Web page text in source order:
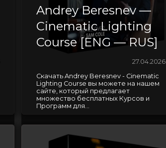
Andrey Beresnev —
Cinematic Lighting
Course [ENG — RUS]
27.04.2026
Скачать Andrey Beresnev - Cinematic
Lighting Course вы можете на нашем
сайте, который предлагает
множество бесплатных Курсов и
Программ для...